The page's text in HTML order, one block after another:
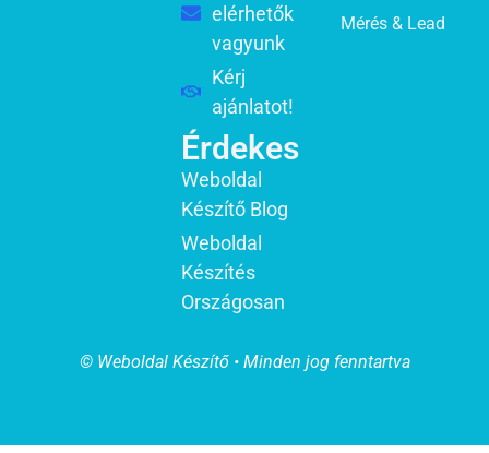
elérhetők
vagyunk
Kérj
ajánlatot!
Érdekes
Weboldal
Készítő Blog
Weboldal
Készítés
Országosan
Mérés & Lead
© Weboldal Készítő • Minden jog fenntartva